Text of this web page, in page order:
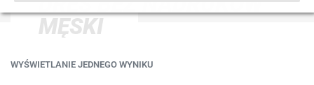
MĘSKI
WYŚWIETLANIE JEDNEGO WYNIKU